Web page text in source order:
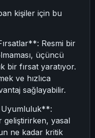
kişiler için bu
Resmi bir
üçüncü
bir fırsat yaratıyor.
ve hızlıca
sağlayabilir.
yasal
ne kadar kritik